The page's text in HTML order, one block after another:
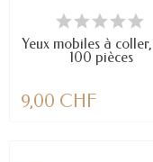
EN STOCK
Yeux mobiles à
100 pièces
9,00 CHF